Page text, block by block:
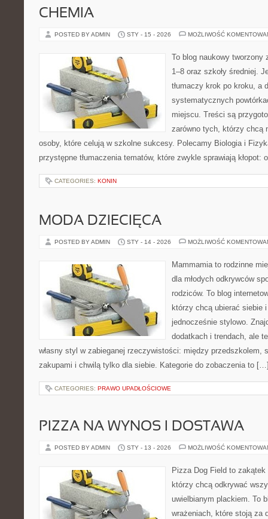
CHEMIA
POSTED BY ADMIN STY - 15 - 2026 MOŻLIWOŚĆ
To blog naukowy
1–8 oraz szkoły średniej.
tłumaczy krok po kroku, a
systematycznych
miejscu. Treści są
zarówno tych, którzy chcą
osoby, które celują w szkolne sukcesy. Polecamy Biologia i
przystępne tłumaczenia tematów, które zwykle sprawiają
CATEGORIES: KONIN
MODA DZIECIĘCA
POSTED BY ADMIN STY - 14 - 2026 MOŻLIWOŚĆ
Mammamia to rodzinne
dla młodych odkrywców
rodziców. To blog
którzy chcą ubierać siebie
jednocześnie stylowo.
dodatkach i trendach, ale
własny styl w zabieganej rzeczywistości: między przedszkolem,
zakupami i chwilą tylko dla siebie. Kategorie do zobaczenia to
CATEGORIES: PRAWO UPADŁOŚCIOWE
PIZZA NA WYNOS I DOSTAWA
POSTED BY ADMIN STY - 13 - 2026 MOŻLIWOŚĆ
Pizza Dog Field to
którzy chcą odkrywać
uwielbianym plackiem. To
wrażeniach, które stoją za